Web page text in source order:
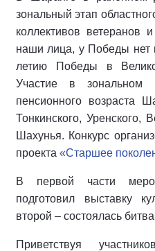
зональный этап
коллективов
наши лица, у Победы нет
летию Победы в
Участие в зональном
пенсионного возраста
Тонкинского, Уренского,
Шахунья. Конкурс
проекта «Старшее
В первой части
подготовил выставку
второй – состоялась
Приветствуя